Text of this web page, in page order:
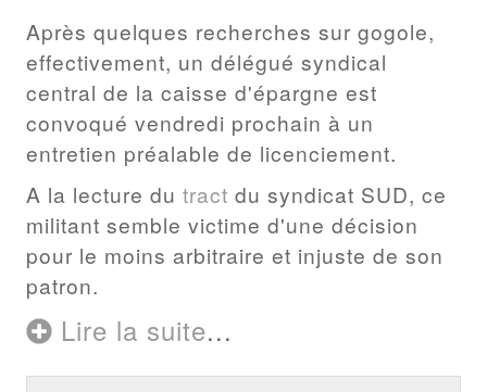
Après quelques recherches sur gogole,
effectivement, un délégué syndical
central de la caisse d'épargne est
convoqué vendredi prochain à un
entretien préalable de licenciement.
A la lecture du tract du syndicat SUD, ce
militant semble victime d'une décision
pour le moins arbitraire et injuste de son
patron.
Lire la suite...